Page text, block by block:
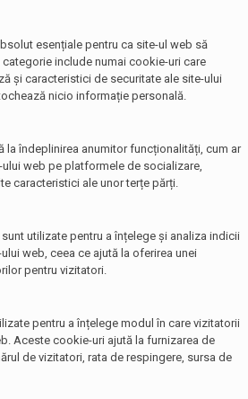
esențiale pentru ca site-ul web să
include numai cookie-uri care
și caracteristici de securitate ale site-ului
nicio informație personală.
la îndeplinirea anumitor funcționalități, cum ar
web pe platformele de socializare,
caracteristici ale unor terțe părți.
utilizate pentru a înțelege și analiza indicii
web, ceea ce ajută la oferirea unei
pentru vizitatori.
pentru a înțelege modul în care vizitatorii
Aceste cookie-uri ajută la furnizarea de
de vizitatori, rata de respingere, sursa de